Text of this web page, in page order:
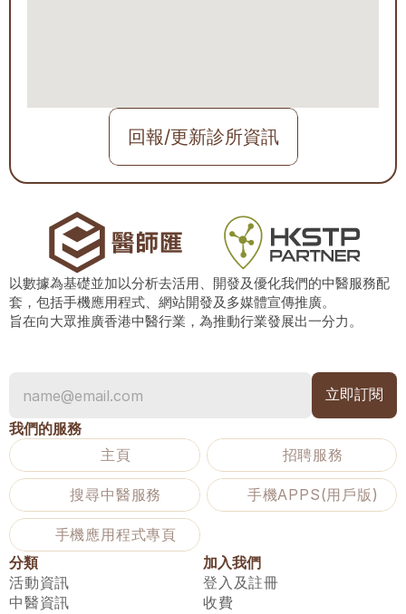
回報/更新診所資訊
以數據為基礎並加以分析去活用、開發及優化我們的中醫服務配
套，包括手機應用程式、網站開發及多媒體宣傳推廣。
旨在向大眾推廣香港中醫行業，為推動行業發展出一分力。
我們的服務
主頁
招聘服務
搜尋中醫服務 手機APPS(用戶版)
手機應用程式專頁
分類
活動資訊
中醫資訊
加入我們
登入及註冊
收費